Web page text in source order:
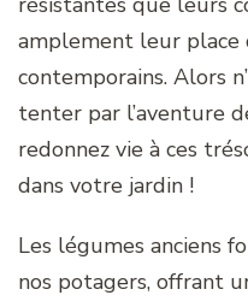
amplement leur place
contemporains. Alors
tenter par l’aventure
redonnez vie à ces
dans votre jardin !
Les légumes anciens
nos potagers, offrant